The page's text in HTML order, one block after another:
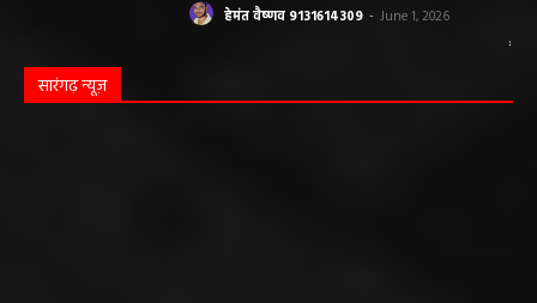
हेमंत वैष्णव 9131614309 - June 1, 2026
सारंगढ़ न्यूज़